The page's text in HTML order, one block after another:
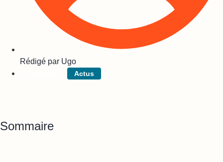
Rédigé par Ugo
Actus
Sommaire